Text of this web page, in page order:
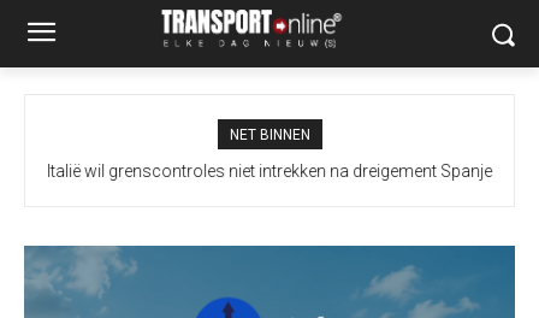
NET BINNEN
Italië wil grenscontroles niet intrekken na dreigement Spanje